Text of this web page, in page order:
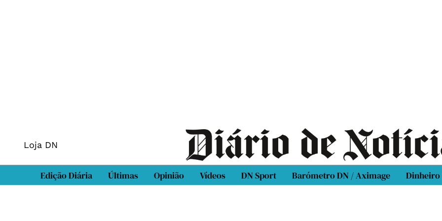
Loja DN
Edição Diária Últimas Opinião Vídeos DN Sport Barómetro DN / Aximage Dinheiro